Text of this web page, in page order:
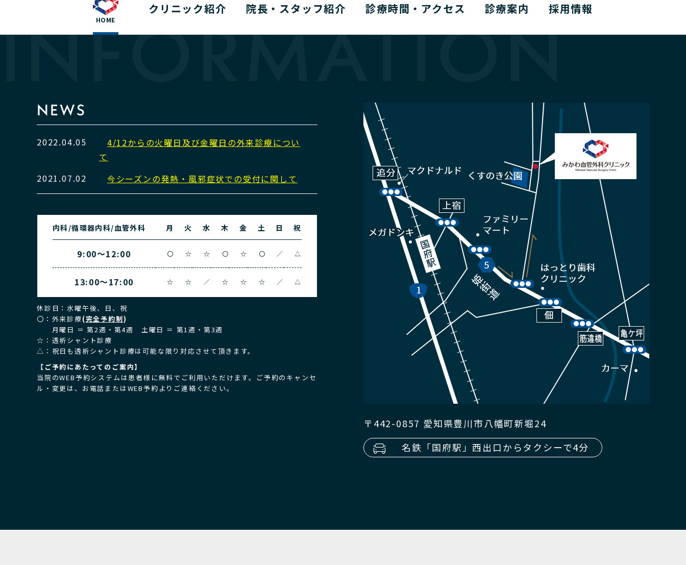
HOME
クリニック紹介 院長・スタッフ紹介 診療時間・アクセス 診療案内 採用情報
INFORMATION
NEWS
2022.04.05
4/12からの火曜日及び金曜日の外来診療につい
て
2021.07.02
今シーズンの発熱・風邪症状での受付に関して
内科/循環器内科/血管外科 月 火 水 木 金 土 日 祝
9:00～12:00 〇 ☆ ☆ 〇 ☆ 〇 ／ △
13:00～17:00 ☆ ☆ ／ ☆ ☆ ☆ ／ △
休診日：水曜午後、日、祝
〇：外来診療(完全予約制)
月曜日 ＝ 第2週・第4週 土曜日 ＝ 第1週・第3週
☆： 透析シャント診療
△：祝日 も透析シャント診療は可能な限り対応させて頂きます。
【ご予約にあたってのご案内】
当院のWEB予約システムは患者様に無料でご利用いただけます。ご予約のキャンセ
ル・変更は、お電話またはWEB予約よりご連絡ください。
〒442-0857 愛知県豊川市八幡町新堀24
名鉄「国府駅」西出口からタクシーで4分